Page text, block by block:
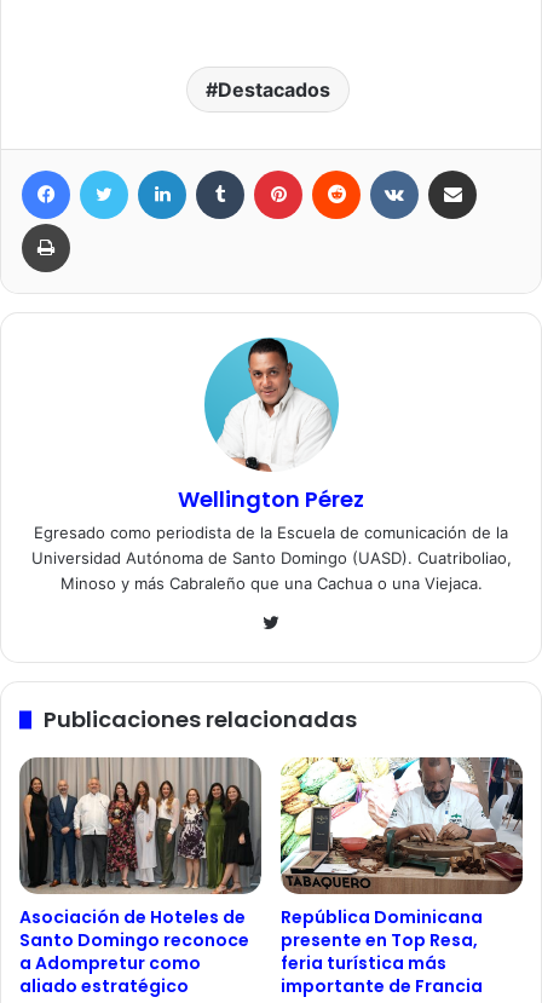
Destacados
FacebookTwitter LinkedIn Tumblr Pinterest Reddit VKontakte
Imprimir
Wellington Pérez
Egresado como periodista de la Escuela de comunicación de la
Universidad Autónoma de Santo Domingo (UASD). Cuatriboliao,
Minoso y más Cabraleño que una Cachua o una Viejaca.
Twitter
Publicaciones relacionadas
Asociación de Hoteles de
Santo Domingo reconoce
a Adompretur como
aliado estratégico
República Dominicana
presente en Top Resa,
feria turística más
importante de Francia